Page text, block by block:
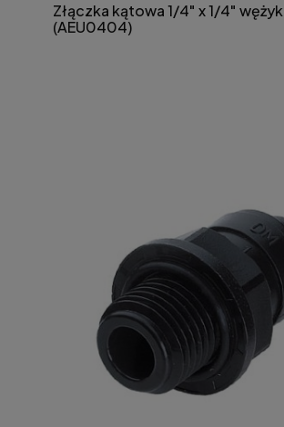
Złączka kątowa 1/4" x 1/4" wężyk
(AEU0404)